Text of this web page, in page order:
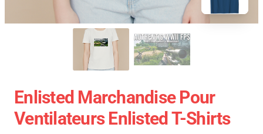
Enlisted Marchandise Pour
Ventilateurs Enlisted T-Shirts